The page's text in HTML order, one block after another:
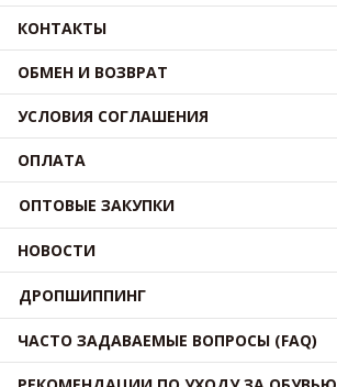
КОНТАКТЫ
ОБМЕН И ВОЗВРАТ
УСЛОВИЯ СОГЛАШЕНИЯ
ОПЛАТА
ОПТОВЫЕ ЗАКУПКИ
НОВОСТИ
ДРОПШИППИНГ
ЧАСТО ЗАДАВАЕМЫЕ ВОПРОСЫ (FAQ)